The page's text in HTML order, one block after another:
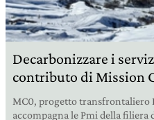
Decarbonizzare i
contributo di Mission
MC0, progetto transfrontaliero
accompagna le Pmi della filiera